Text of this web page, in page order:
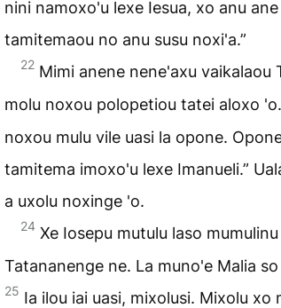
nini namoxo'u lexe Iesua, xo anu
tamitemaou no anu susu noxi'a.”
22 Mimi anene nene'axu
molu noxou polopetiou tatei aloxo 'o.
noxou mulu vile uasi la opone.
tamitema imoxo'u lexe Imanueli.”
a uxolu noxinge 'o.
24 Xe Iosepu mutulu laso
Tatana­nenge ne. La muno'e Malia
25 Ia ilou iai uasi, mixolusi. Mixolu xo